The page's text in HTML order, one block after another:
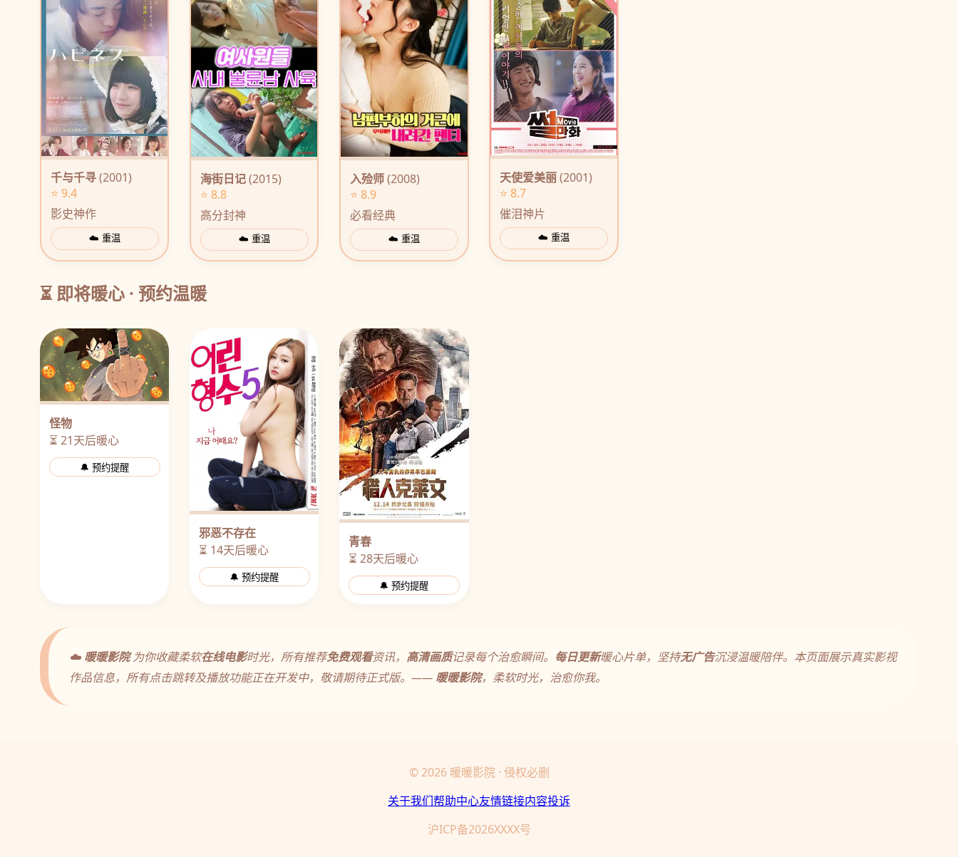
千与千寻(2001)
⭐ 9.4
影史神作
☁️ 重温
海街日记(2015)
⭐ 8.8
高分封神
☁️ 重温
入殓师(2008)
⭐ 8.9
必看经典
☁️ 重温
天使爱美丽(2001)
⭐ 8.7
催泪神片
☁️ 重温
⏳ 即将暖心 · 预约温暖
怪物
⏳ 21天后暖心
🔔 预约提醒
邪恶不存在
⏳ 14天后暖心
🔔 预约提醒
青春
⏳ 28天后暖心
🔔 预约提醒
☁️ 暖暖影院为你收藏柔软在线电影时光，所有推荐免费观看资讯， 高清画质记录每个治愈瞬间。 每日更新暖心片单，坚持无广告沉浸温暖陪伴。本页面展示真实影视
作品信息，所有点击跳转及播放功能正在开发中，敬请期待正式版。—— 暖暖影院，柔软时光，治愈你我。
© 2026 暖暖影院 · 侵权必删
关于我们帮助中心友情链接内容投诉
沪ICP备2026XXXX号